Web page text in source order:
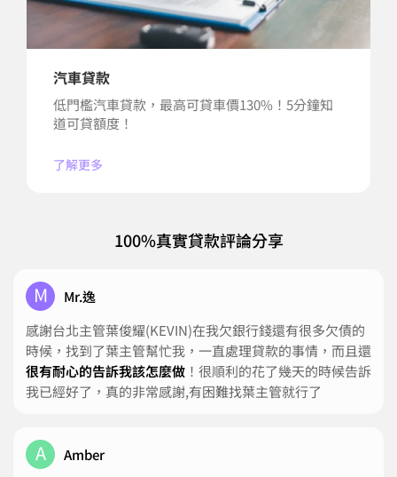
汽車貸款
低門檻汽車貸款，最高可貸車價130%！5分鐘知
道可貸額度！
了解更多
100%真實貸款評論分享
M
Mr.逸
感謝台北主管葉俊耀(KEVIN)在我欠銀行錢還有很多欠債的
時候，找到了葉主管幫忙我，一直處理貸款的事情，而且還
很有耐心的告訴我該怎麼做 ！很順利的花了幾天的時候告訴
我已經好了，真的非常感謝,有困難找葉主管就行了
A
Amber